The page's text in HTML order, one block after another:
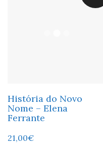
História do Novo
Nome – Elena
Ferrante
21,00€